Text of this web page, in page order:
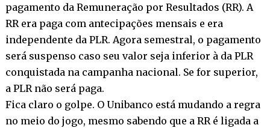
pagamento da Remuneração por Resultados (RR). A
RR era paga com antecipações mensais e era
independente da PLR. Agora semestral, o pagamento
será suspenso caso seu valor seja inferior à da PLR
conquistada na campanha nacional. Se for superior,
a PLR não será paga.
Fica claro o golpe. O Unibanco está mudando a regra
no meio do jogo, mesmo sabendo que a RR é ligada a